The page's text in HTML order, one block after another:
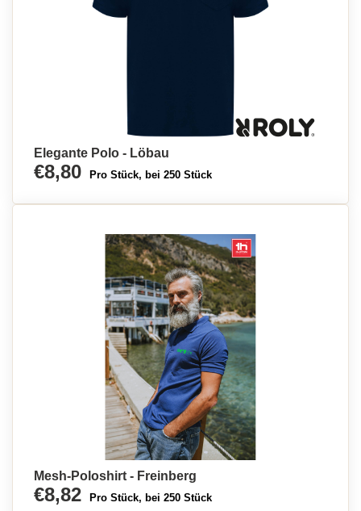
Elegante Polo - Löbau
€8,80 Pro Stück, bei 250 Stück
Mesh-Poloshirt - Freinberg
€8,82 Pro Stück, bei 250 Stück